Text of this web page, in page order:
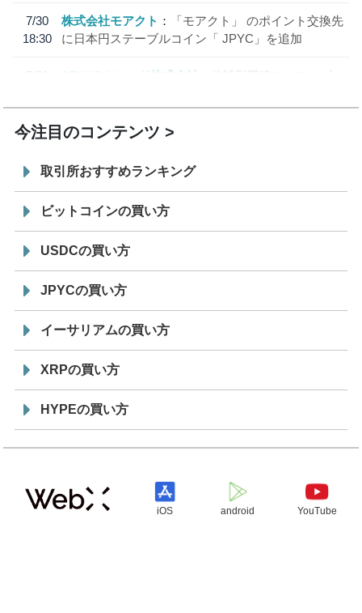
7/30
18:30
株式会社モアクト
「モアクト」 のポイント交換先
に日本円ステーブルコイン「 JPYC」を追加
7/29
SBI VCトレード株式会社
信託型円建てステーブル
今注目のコンテンツ
取引所おすすめランキング
ビットコインの買い方
USDCの買い方
JPYCの買い方
イーサリアムの買い方
XRPの買い方
HYPEの買い方
iOS android YouTube